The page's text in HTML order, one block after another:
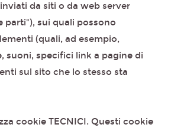
da siti o da web server
parti"), sui quali possono
(quali, ad esempio,
suoni, specifici link a pagine di
sul sito che lo stesso sta
cookie TECNICI. Questi cookie